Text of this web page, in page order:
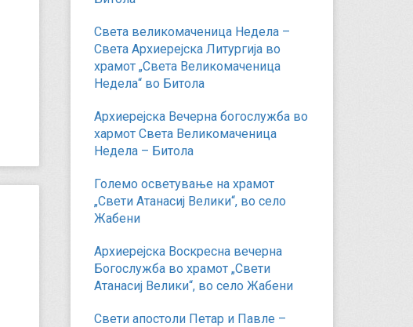
Света великомаченица Недела –
Света Архиерејска Литургија во
храмот „Света Великомаченица
Недела“ во Битола
Архиерејска Вечерна богослужба во
хармот Света Великомаченица
Недела – Битола
Големо осветување на храмот
„Свети Атанасиј Велики“, во село
Жабени
Архиерејска Воскресна вечерна
Богослужба во храмот „Свети
Атанасиј Велики“, во село Жабени
Свети апостоли Петар и Павле –